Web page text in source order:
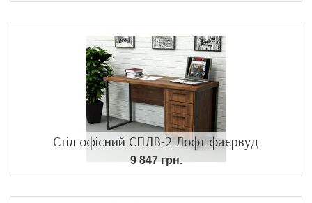
Стіл офісний СПЛВ-2 Лофт фаєрвуд
9 847 грн.